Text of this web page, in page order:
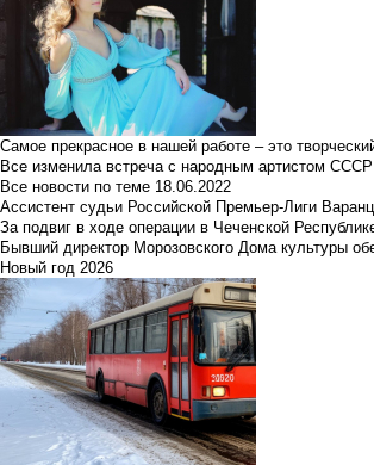
Самое прекрасное в нашей работе – это
Все изменила встреча с народным артистом
Все новости по теме 18.06.2022
Ассистент судьи Российской Премьер-Лиги
За подвиг в ходе операции в Чеченской
Бывший директор Морозовского Дома культуры
Новый год 2026